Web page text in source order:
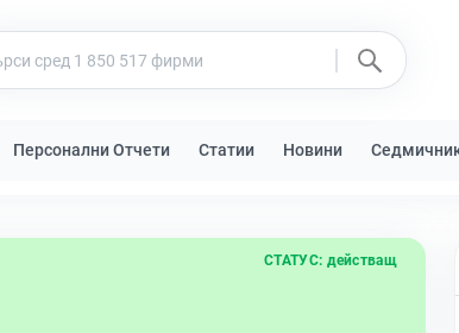
Персонални Отчети Статии Новини
СТАТУС: действащ